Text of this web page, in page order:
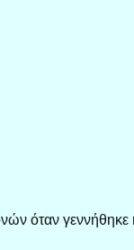
όταν γεννήθηκε